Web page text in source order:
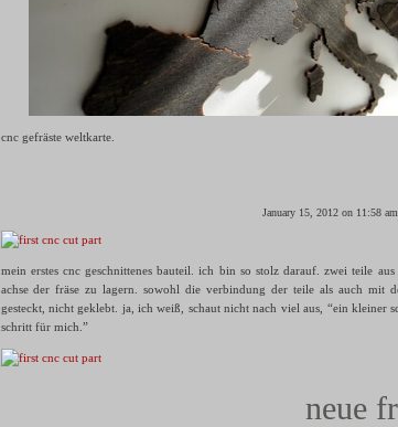
cnc gefräste weltkarte.
January 15, 2012 on 11:58
mein erstes cnc geschnittenes bauteil. ich bin so stolz darauf. zwei teile
achse der fräse zu lagern. sowohl die verbindung der teile als auch mit
gesteckt, nicht geklebt. ja, ich weiß, schaut nicht nach viel aus, “ein kleiner
schritt für mich.”
neue